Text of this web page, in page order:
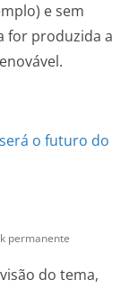
e sem
for produzida a
o futuro do
permanente
do tema,